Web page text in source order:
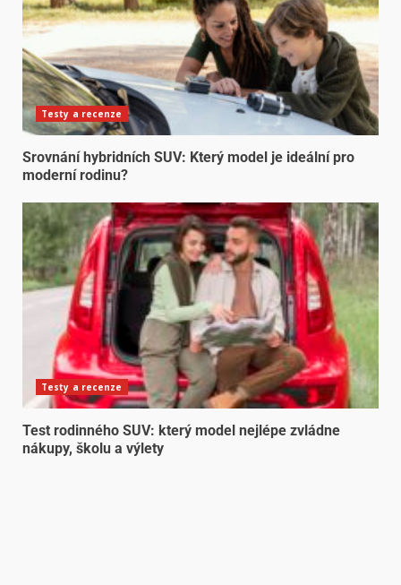
Testy a recenze
Srovnání hybridních SUV: Který model je ideální pro
moderní rodinu?
Testy a recenze
Test rodinného SUV: který model nejlépe zvládne
nákupy, školu a výlety